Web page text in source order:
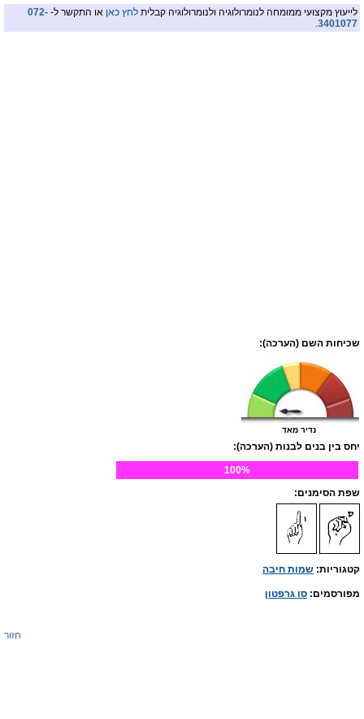
לייעוץ מקצועי ממומחה לנומרולוגיה ולנומרולוגיה קבלית לחץ כאן או התקשר ל- 072-
3401077
.
שכיחות השם (הערכה):
נדיר מאד
יחס בין בנים לבנות (הערכה):
100%
שפת הסימנים:
קטגוריות: שמות חיבה
מפורסמים: סו גרפטון
חזור